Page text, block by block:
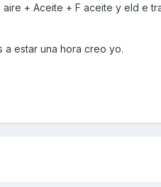
+ Aceite + F aceite y eld e
a estar una hora creo yo.